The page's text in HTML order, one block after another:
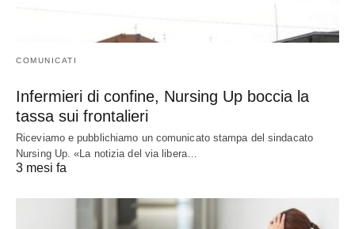
COMUNICATI
Infermieri di confine, Nursing Up boccia la
tassa sui frontalieri
Riceviamo e pubblichiamo un comunicato stampa del sindacato
Nursing Up. «La notizia del via libera…
3 mesi fa